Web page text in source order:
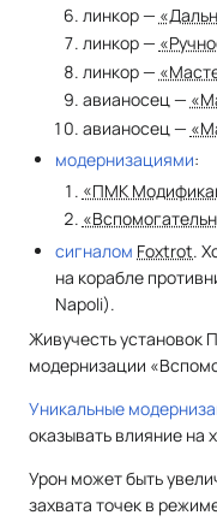
линкор —
линкор —
линкор —
авианосец —
авианосец —
модернизациями:
«ПМК
сигналом Foxtrot.
на корабле
Napoli).
Живучесть установок
модернизации
Уникальные
оказывать влияние на
Урон может быть
захвата точек в